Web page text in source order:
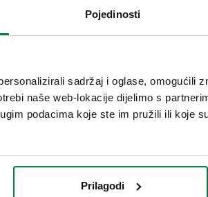
Pojedinosti
sadržaj i oglase, omogućili
naše web-lokacije dijelimo s
podacima koje ste im pružili ili koje
Prilagodi